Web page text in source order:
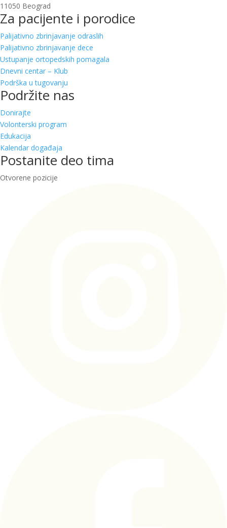
11050 Beograd
Za pacijente i porodice
Palijativno zbrinjavanje odraslih
Palijativno zbrinjavanje dece
Ustupanje ortopedskih pomagala
Dnevni centar – Klub
Podrška u tugovanju
Podržite nas
Donirajte
Volonterski program
Edukacija
Kalendar događaja
Postanite deo tima
Otvorene pozicije